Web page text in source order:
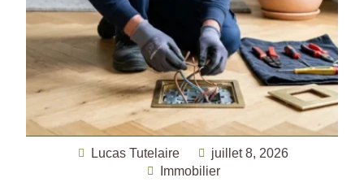
Lucas Tutelaire
juillet 8, 2026
Immobilier